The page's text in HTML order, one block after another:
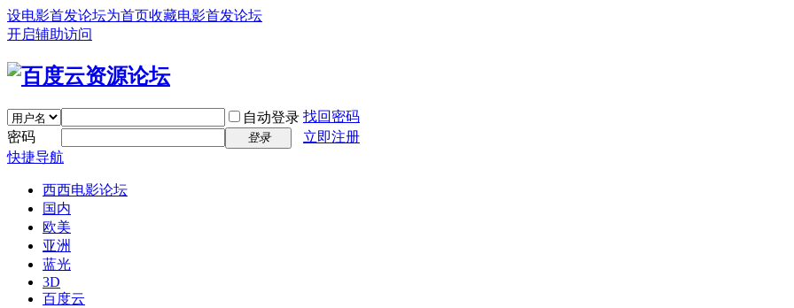
设电影首发论坛为首页收藏电影首发论坛
开启辅助访问
自动登录 找回密码
密码
登录
立即注册
快捷导航
西西电影论坛
国内
欧美
亚洲
蓝光
3D
百度云